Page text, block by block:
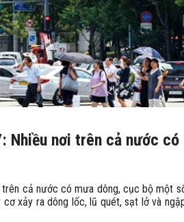
Nhiều nơi trên cả nước có
trên cả nước có mưa dông, cục bộ một
xảy ra dông lốc, lũ quét, sạt lở và